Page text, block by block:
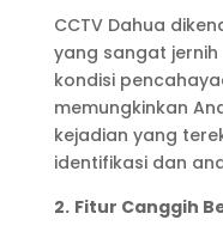
CCTV Dahua
yang sangat
kondisi
memungkinkan
kejadian yang
identifikasi dan
2. Fitur Canggih